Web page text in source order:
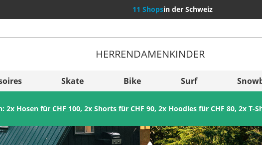
11 Shopsin der Schweiz
Slovenija
België (Nederlands)
Belgique (Français)
HERRENDAMENKINDER
Skate Bike Surf
2x Hosen für CHF 100,2x Shorts für CHF 90,2x Hoodies für CHF 80,2x T-